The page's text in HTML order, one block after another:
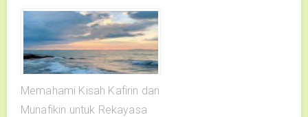
Memahami Kisah Kafirin dan
Munafikin untuk Rekayasa